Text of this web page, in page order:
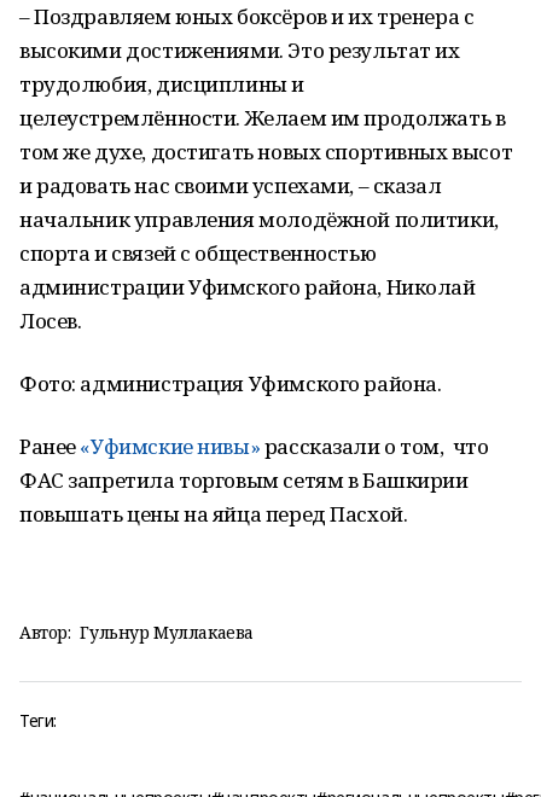
– Поздравляем юных боксёров и их тренера с
высокими достижениями. Это результат их
трудолюбия, дисциплины и
целеустремлённости. Желаем им продолжать в
том же духе, достигать новых спортивных высот
и радовать нас своими успехами, – сказал
начальник управления молодёжной политики,
спорта и связей с общественностью
администрации Уфимского района, Николай
Лосев.
Фото: администрация Уфимского района.
Ранее«Уфимские нивы»рассказали о том, что
ФАС запретила торговым сетям в Башкирии
повышать цены на яйца перед Пасхой.
Автор: Гульнур Муллакаева
Теги: